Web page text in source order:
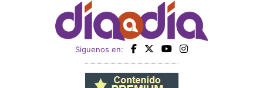
Siguenos en: